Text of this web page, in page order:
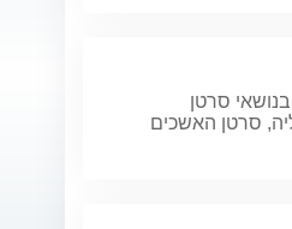
סרטן
סרטן האשכים